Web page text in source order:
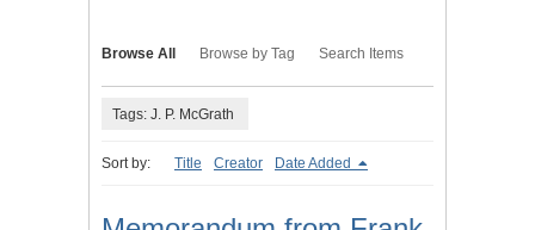
Browse All Browse by Tag Search Items
Tags: J. P. McGrath
Sort by: Title Creator Date Added